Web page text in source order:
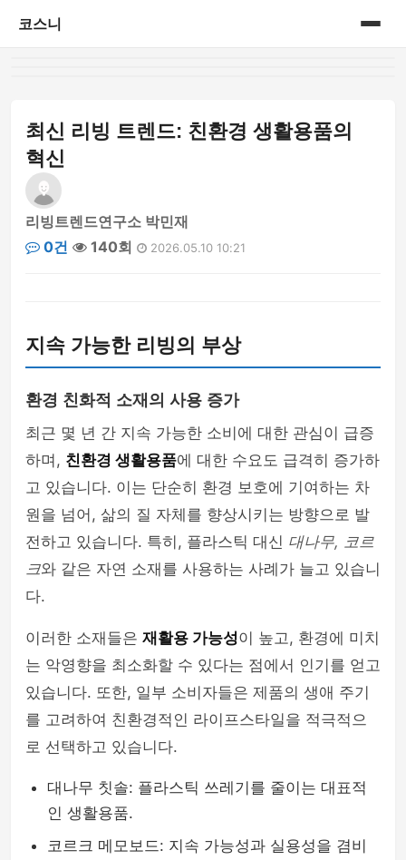
코스니
최신 리빙 트렌드: 친환경 생활용품의
혁신
리빙트렌드연구소 박민재
0건
140회 2026.05.10 10:21
지속 가능한 리빙의 부상
환경 친화적 소재의 사용 증가
최근 몇 년 간 지속 가능한 소비에 대한 관심이 급증
하며, 친환경 생활용품에 대한 수요도 급격히 증가하
고 있습니다. 이는 단순히 환경 보호에 기여하는 차
원을 넘어, 삶의 질 자체를 향상시키는 방향으로 발
전하고 있습니다. 특히, 플라스틱 대신 대나무, 코르
크와 같은 자연 소재를 사용하는 사례가 늘고 있습니
다.
이러한 소재들은 재활용 가능성이 높고, 환경에 미치
는 악영향을 최소화할 수 있다는 점에서 인기를 얻고
있습니다. 또한, 일부 소비자들은 제품의 생애 주기
를 고려하여 친환경적인 라이프스타일을 적극적으
로 선택하고 있습니다.
대나무 칫솔: 플라스틱 쓰레기를 줄이는 대표적
인 생활용품.
코르크 메모보드: 지속 가능성과 실용성을 겸비